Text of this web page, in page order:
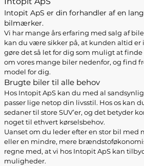
Intopit ApS er din forhandler af en
bilmærker.
Vi har mange års erfaring med salg af
kan du være sikker på, at kunden altid er
gøre det så let for dig som muligt at
om vores mange biler nedenfor, og find
model for dig.
Brugte biler til alle behov
Hos Intopit ApS kan du med al
passer lige netop din livsstil. Hos os kan
sedaner til store SUV’er, og det betyder
noget til ethvert kørselsbehov.
Uanset om du leder efter en stor bil med
eller en mindre, mere
regne med, at vi hos Intopit ApS kan
muligheder.